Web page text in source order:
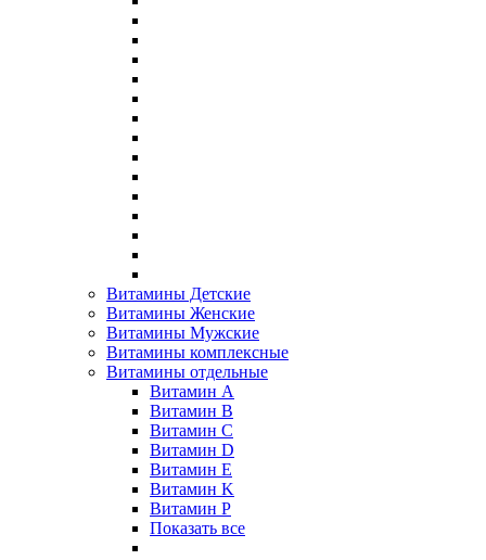
Витамины Детские
Витамины Женские
Витамины Мужские
Витамины комплексные
Витамины отдельные
Витамин A
Витамин B
Витамин C
Витамин D
Витамин E
Витамин K
Витамин P
Показать все